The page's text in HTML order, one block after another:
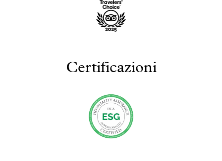
Certificazioni